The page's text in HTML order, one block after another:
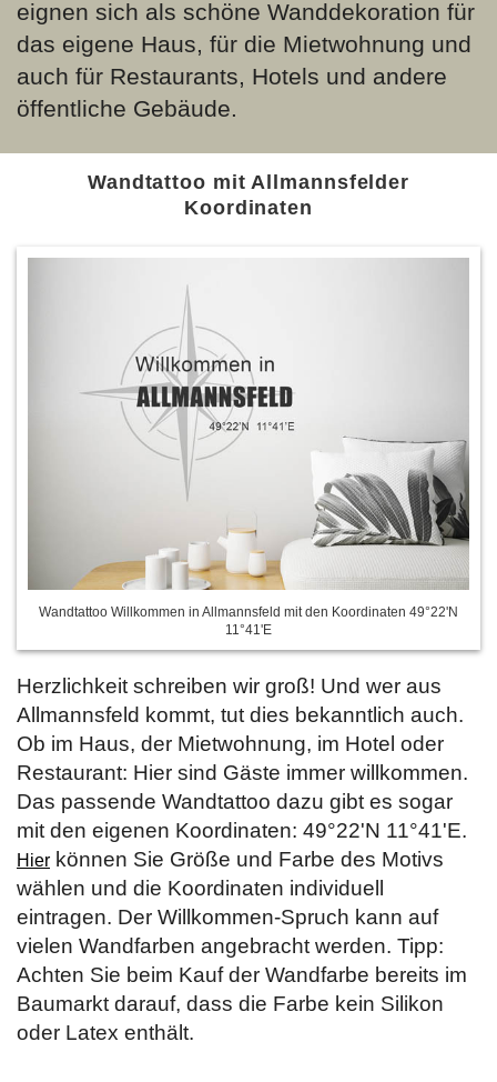
eignen sich als schöne Wanddekoration für
das eigene Haus, für die Mietwohnung und
auch für Restaurants, Hotels und andere
öffentliche Gebäude.
Wandtattoo mit Allmannsfelder
Koordinaten
Wandtattoo Willkommen in Allmannsfeld mit den Koordinaten 49°22'N
11°41'E
Herzlichkeit schreiben wir groß! Und wer aus
Allmannsfeld kommt, tut dies bekanntlich auch.
Ob im Haus, der Mietwohnung, im Hotel oder
Restaurant: Hier sind Gäste immer willkommen.
Das passende Wandtattoo dazu gibt es sogar
mit den eigenen Koordinaten: 49°22'N 11°41'E.
Hier können Sie Größe und Farbe des Motivs
wählen und die Koordinaten individuell
eintragen. Der Willkommen-Spruch kann auf
vielen Wandfarben angebracht werden. Tipp:
Achten Sie beim Kauf der Wandfarbe bereits im
Baumarkt darauf, dass die Farbe kein Silikon
oder Latex enthält.